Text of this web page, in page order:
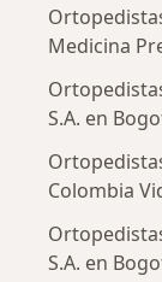
Medicina
S.A. en
Colombia
S.A. en